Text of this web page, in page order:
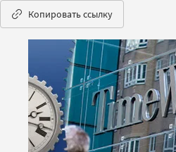
Копировать ссылку